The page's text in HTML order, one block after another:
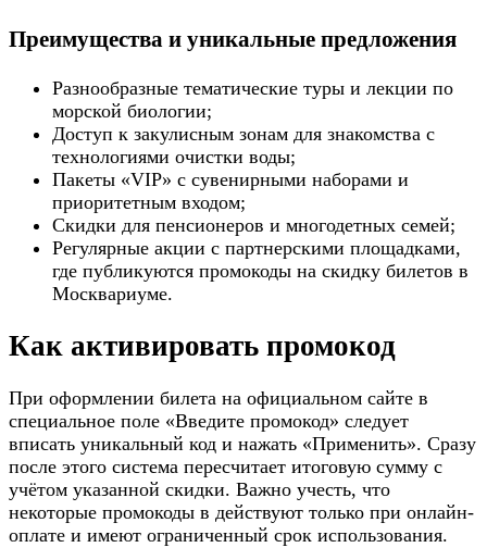
Преимущества и уникальные предложения
Разнообразные тематические туры и лекции по
морской биологии;
Доступ к закулисным зонам для знакомства с
технологиями очистки воды;
Пакеты «VIP» с сувенирными наборами и
приоритетным входом;
Скидки для пенсионеров и многодетных семей;
Регулярные акции с партнерскими площадками,
где публикуются промокоды на скидку билетов в
Москвариуме.
Как активировать промокод
При оформлении билета на официальном сайте в
специальное поле «Введите промокод» следует
вписать уникальный код и нажать «Применить». Сразу
после этого система пересчитает итоговую сумму с
учётом указанной скидки. Важно учесть, что
некоторые промокоды в действуют только при онлайн-
оплате и имеют ограниченный срок использования.